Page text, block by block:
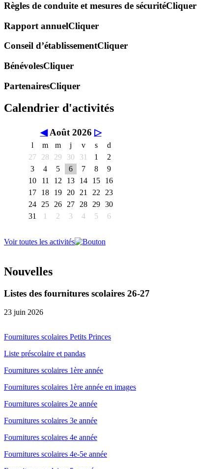
Règles de conduite et mesures de sécuritéCliquer
Rapport annuelCliquer
Conseil d’établissementCliquer
BénévolesCliquer
PartenairesCliquer
Calendrier d'activités
◀ Août 2026 ▷
l m m j v s
d
27
28 29 30 31 1
2
3
4 5 6 7 8
9
10
11 12 13 14 15
16
17
18 19 20 21 22
23
24
25 26 27 28 29 30
31
1 2 3 4 5 6
Voir toutes les activités
Nouvelles
Listes des fournitures scolaires 26-27
23 juin 2026
Fournitures scolaires Petits Princes
Liste préscolaire et pandas
Fournitures scolaires 1ère année
Fournitures scolaires 1ère année en images
Fournitures scolaires 2e année
Fournitures scolaires 3e année
Fournitures scolaires 4e année
Fournitures scolaires 4e-5e année